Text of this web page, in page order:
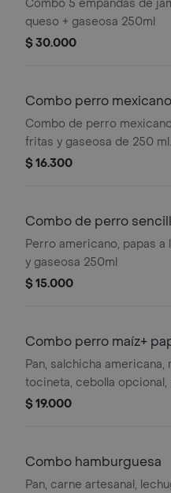
Combo 5 empandas de
queso + gaseosa 250ml
$ 30.000
Combo perro
gaseosa250
Combo de perro
fritas y gaseosa de 250 ml.
$ 16.300
Combo de perro
gaseosa
Perro americano, papas a
y gaseosa 250ml
$ 15.000
Combo perro maíz+
gaseosa
Pan, salchicha americana,
tocineta, cebolla opcional,
queso, salsas de la casa,
$ 19.000
Combo hamburguesa
Pan, carne artesanal,